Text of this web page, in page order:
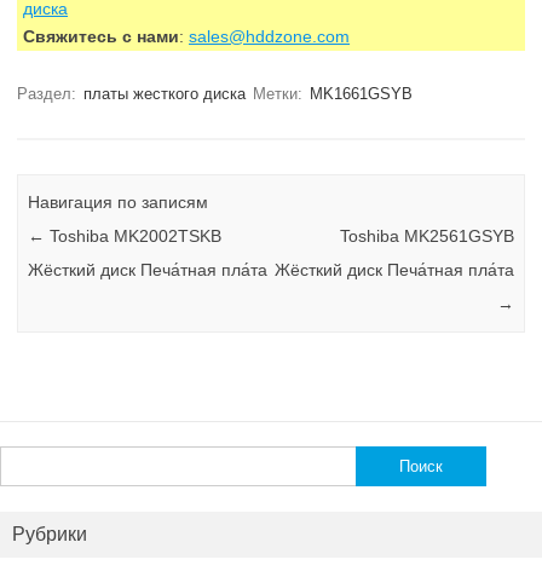
диска
Свяжитесь с нами: sales@hddzone.com
Раздел: платы жесткого диска Метки: MK1661GSYB
Навигация по записям
← Toshiba MK2002TSKB
Жёсткий диск Печа́тная пла́та
Toshiba MK2561GSYB
Жёсткий диск Печа́тная пла́та
→
Рубрики